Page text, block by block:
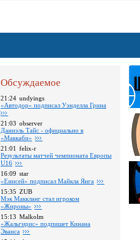
Обсуждаемое
21:24 undyings
«Автодор» подписал Уэнделла Грина
21:03 observer
Даниэль Тайс - официально в
«Маккаби»
21:01 felix-r
Pезультаты матчей чемпионата Европы
U16
16:09 star
«Енисей» подписал Майкла Янга
15:35 ZUB
Мэк Маккланг стал игроком
«Жироны»
15:13 Malkolm
«Жальгирис» подпишет Кинана
Эванса